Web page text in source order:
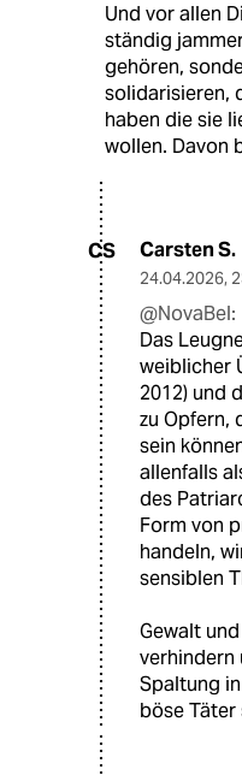
Und vor allen
ständig
gehören,
solidarisieren,
haben die sie
wollen. Davon
CS Carsten S.
24.04.2026,
@NovaBel:
Das
weiblicher
2012) und
zu Opfern,
sein
allenfalls
des
Form von
handeln,
sensiblen
Gewalt
verhindern
Spaltung
böse Täter